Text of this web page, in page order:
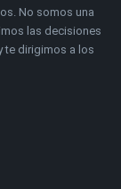
No somos una
las decisiones
te dirigimos a los